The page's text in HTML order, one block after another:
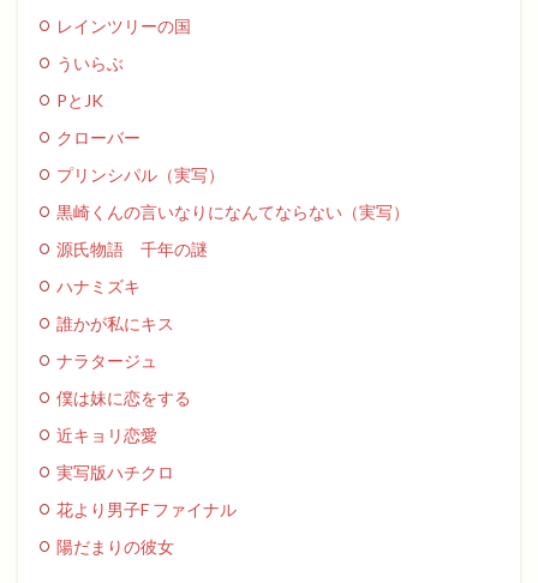
レインツリーの国
ういらぶ
PとJK
クローバー
プリンシパル（実写）
黒崎くんの言いなりになんてならない（実写）
源氏物語 千年の謎
ハナミズキ
誰かが私にキス
ナラタージュ
僕は妹に恋をする
近キョリ恋愛
実写版ハチクロ
花より男子F ファイナル
陽だまりの彼女